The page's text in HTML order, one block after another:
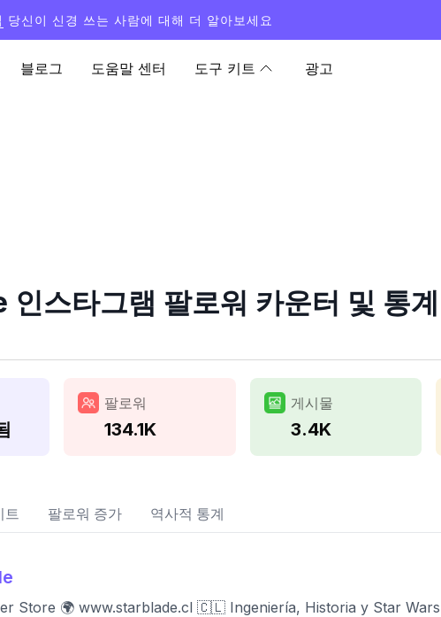
당신이 신경 쓰는 사람에 대해 더 알아보세요
블로그 도움말 센터 도구 키트 광고
스타그램 팔로워 카운터 및 통계
팔로워
134.1K
게시물
3.4K
트 팔로워 증가 역사적 통계
Store 🌍 www.starblade.cl 🇨🇱 Ingeniería, Historia y Star Wars